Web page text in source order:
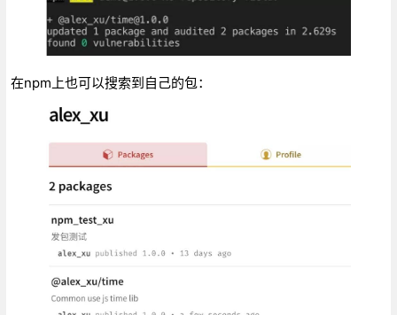
在npm上也可以搜索到自己的包：